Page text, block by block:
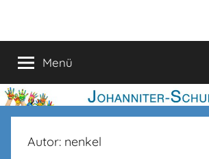
Schule
Menü
Autor: nenkel